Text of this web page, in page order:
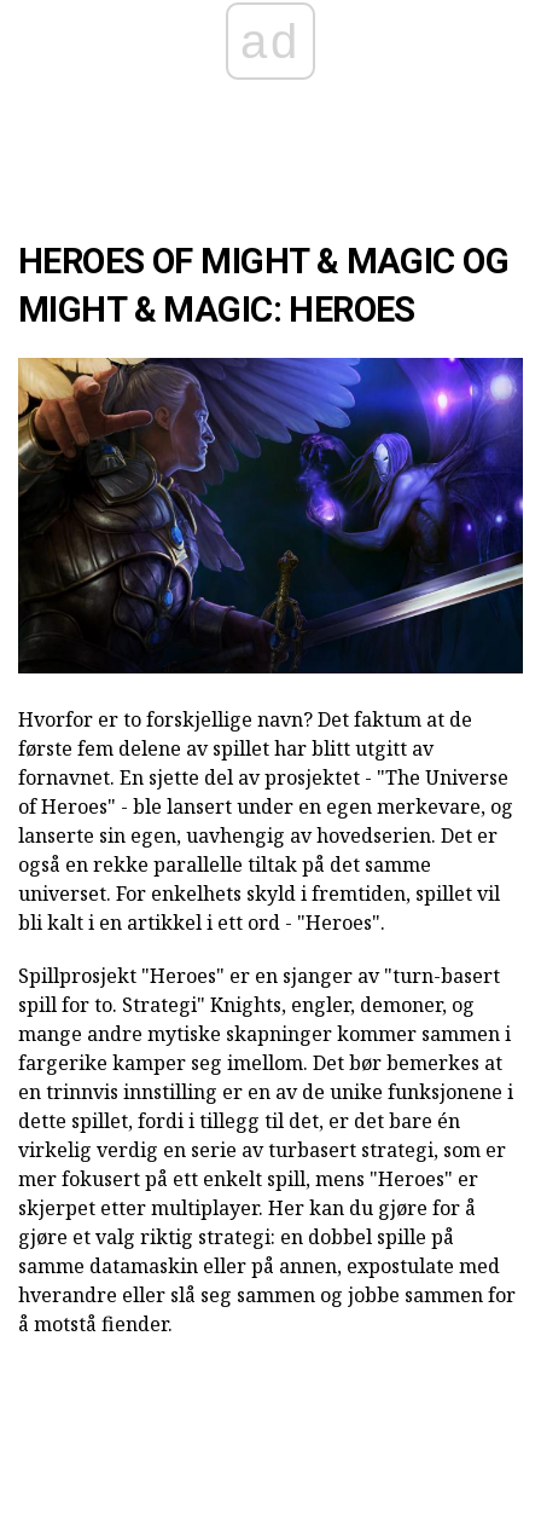
ad
HEROES OF MIGHT & MAGIC OG
MIGHT & MAGIC: HEROES
Hvorfor er to forskjellige navn? Det faktum at de
første fem delene av spillet har blitt utgitt av
fornavnet. En sjette del av prosjektet - "The Universe
of Heroes" - ble lansert under en egen merkevare, og
lanserte sin egen, uavhengig av hovedserien. Det er
også en rekke parallelle tiltak på det samme
universet. For enkelhets skyld i fremtiden, spillet vil
bli kalt i en artikkel i ett ord - "Heroes".
Spillprosjekt "Heroes" er en sjanger av "turn-basert
spill for to. Strategi" Knights, engler, demoner, og
mange andre mytiske skapninger kommer sammen i
fargerike kamper seg imellom. Det bør bemerkes at
en trinnvis innstilling er en av de unike funksjonene i
dette spillet, fordi i tillegg til det, er det bare én
virkelig verdig en serie av turbasert strategi, som er
mer fokusert på ett enkelt spill, mens "Heroes" er
skjerpet etter multiplayer. Her kan du gjøre for å
gjøre et valg riktig strategi: en dobbel spille på
samme datamaskin eller på annen, expostulate med
hverandre eller slå seg sammen og jobbe sammen for
å motstå fiender.